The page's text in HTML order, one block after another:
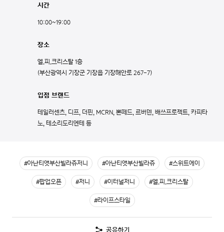
시간
10:00~19:00
장소
엘.피.크리스탈 1층
(부산광역시 기장군 기장읍 기장해안로 267-7)
입점 브랜드
테일러센츠, 디프, 더핀, MCRN, 뽄떼드, 르버덴, 배쓰프로젝트, 카피타
노, 테소리도리엔테 등
#아난티앳부산빌라쥬저니 #아난티앳부산빌라쥬 #스위트에이
#팝업오픈 #저니 #이터널저니 #엘.피.크리스탈
#라이프스타일
공유하기